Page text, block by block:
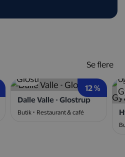
12 %
Dalle Valle - Glostrup
Butik
Restaurant & café
Se flere